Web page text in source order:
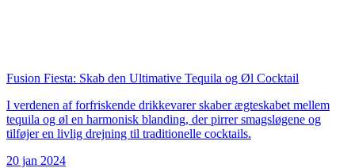
Fusion Fiesta: Skab den Ultimative Tequila og Øl Cocktail
I verdenen af forfriskende drikkevarer skaber ægteskabet mellem
tequila og øl en harmonisk blanding, der pirrer smagsløgene og
tilføjer en livlig drejning til traditionelle cocktails.
20 jan 2024